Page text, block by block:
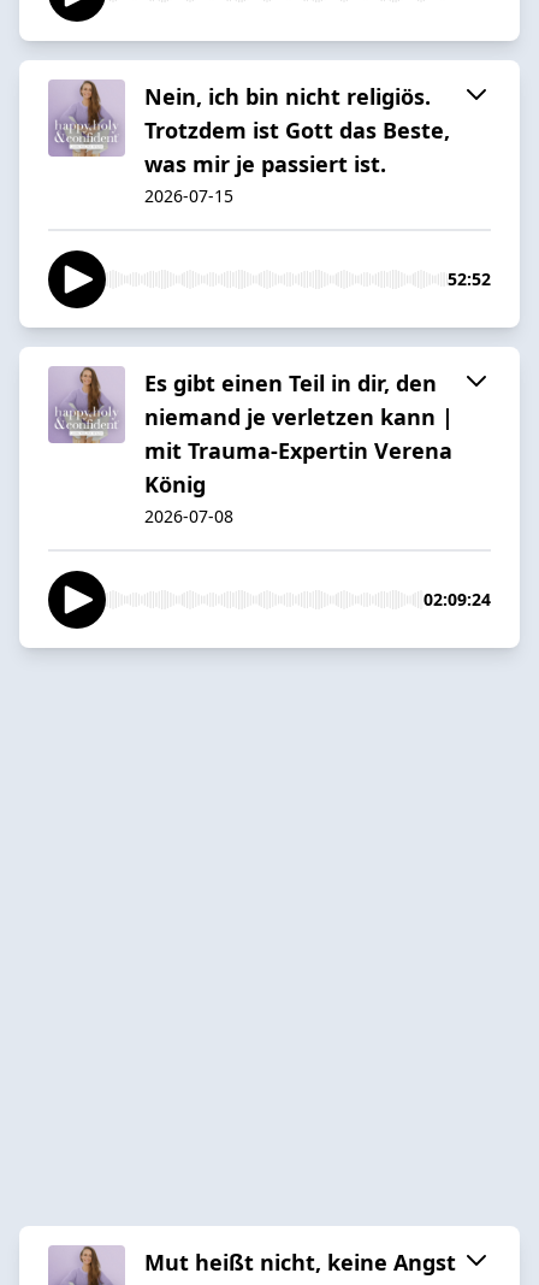
Nein, ich bin nicht religiös.
Trotzdem ist Gott das Beste,
was mir je passiert ist.
2026-07-15
52:52
Es gibt einen Teil in dir, den
niemand je verletzen kann |
mit Trauma-Expertin Verena
König
2026-07-08
02:09:24
Mut heißt nicht, keine Angst